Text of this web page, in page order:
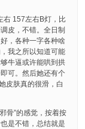
右 157左右B灯，比
皮，不错。全日制
，各种一字各种啥
我之所以知道可能
牛逼或许能哄到拱
可。然后她还有个
皮肤真的很滑，白
骨”的感觉，按着按
是不错，总结就是